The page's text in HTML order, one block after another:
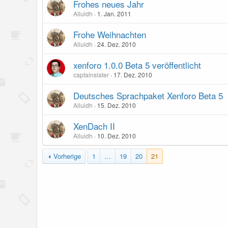
Frohes neues Jahr
Alluidh 1. Jan. 2011
Frohe Weihnachten
Alluidh 24. Dez. 2010
xenforo 1.0.0 Beta 5 veröffentlicht
captainslater 17. Dez. 2010
Deutsches Sprachpaket Xenforo Beta 5
Alluidh 15. Dez. 2010
XenDach II
Alluidh 10. Dez. 2010
Vorherige 1 … 19 20 21